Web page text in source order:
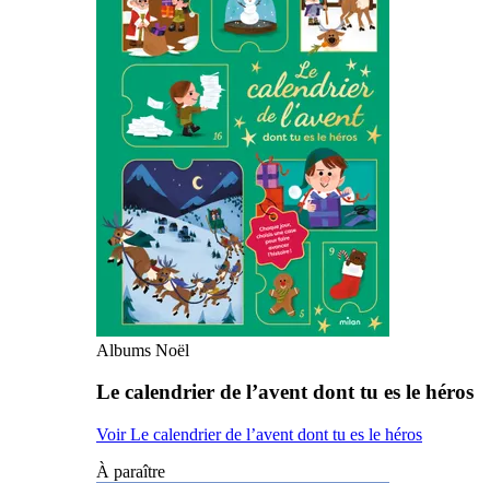
Albums Noël
Le calendrier de l’avent dont tu es le héros
Voir Le calendrier de l’avent dont tu es le héros
À paraître